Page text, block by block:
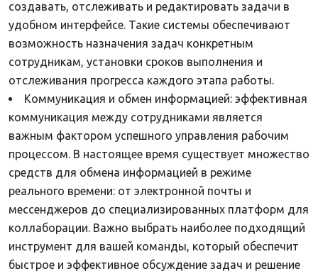
создавать, отслеживать и редактировать задачи в
удобном интерфейсе. Такие системы обеспечивают
возможность назначения задач конкретным
сотрудникам, установки сроков выполнения и
отслеживания прогресса каждого этапа работы.
Коммуникация и обмен информацией: эффективная
коммуникация между сотрудниками является
важным фактором успешного управления рабочим
процессом. В настоящее время существует множество
средств для обмена информацией в режиме
реального времени: от электронной почты и
мессенджеров до специализированных платформ для
коллаборации. Важно выбрать наиболее подходящий
инструмент для вашей команды, который обеспечит
быстрое и эффективное обсуждение задач и решение